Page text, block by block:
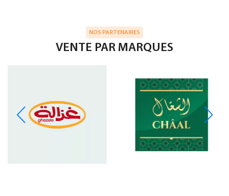
NOS PARTENAIRES
VENTE PAR MARQUES